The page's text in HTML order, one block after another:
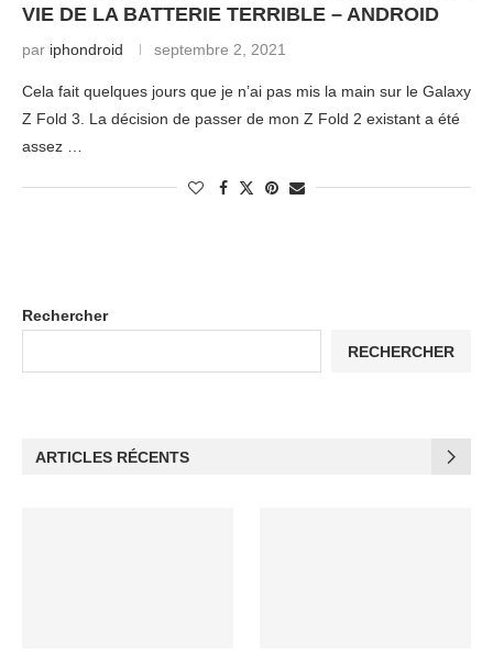
VIE DE LA BATTERIE TERRIBLE – ANDROID
par iphondroid septembre 2, 2021
Cela fait quelques jours que je n’ai pas mis la main sur le Galaxy
Z Fold 3. La décision de passer de mon Z Fold 2 existant a été
assez …
Rechercher
RECHERCHER
ARTICLES RÉCENTS